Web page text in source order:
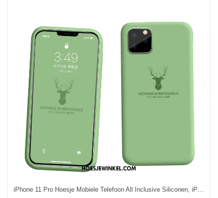
iPhone 11 Pro Hoesje Mobiele Telefoon All Inclusive Siliconen, iPhone 11 Pro Hoesje Hoes Zacht